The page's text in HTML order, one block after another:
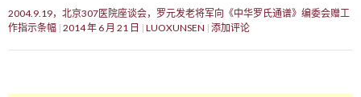
2004.9.19，北京307医院座谈会，罗元发老将军向《中华罗氏通谱》编委会赠工
作指示条幅 2014 年 6 月 21 日 LUOXUNSEN 添加评论